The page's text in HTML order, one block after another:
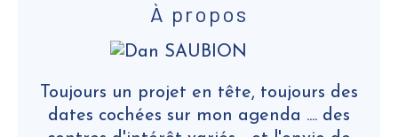
À propos
Toujours un projet en tête, toujours des
dates cochées sur mon agenda .... des